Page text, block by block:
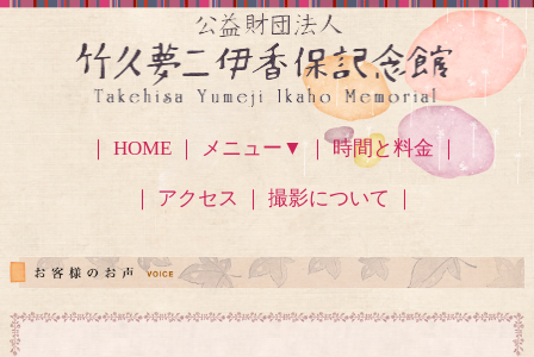
｜ HOME ｜ メニュー▼ ｜ 時間と料金 ｜
｜ アクセス ｜ 撮影について ｜